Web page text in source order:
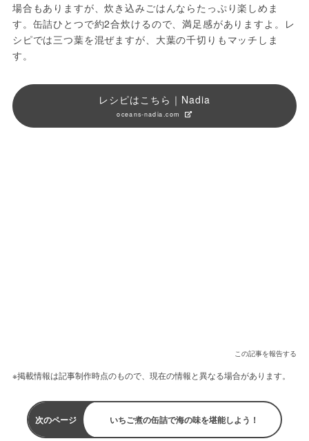
場合もありますが、炊き込みごはんならたっぷり楽しめま
す。缶詰ひとつで約2合炊けるので、満足感がありますよ。レ
シピでは三つ葉を混ぜますが、大葉の千切りもマッチしま
す。
レシピはこちら｜Nadia
oceans-nadia.com
この記事を報告する
※掲載情報は記事制作時点のもので、現在の情報と異なる場合があります。
次のページ いちご煮の缶詰で海の味を堪能しよう！